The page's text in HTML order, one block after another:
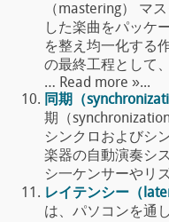
（mastering） マ
した楽曲をパッケ
を整え均一化する
の最終工程として
… Read more »...
同期（
期（
シンクロおよびシ
楽器の自動演奏シ
シ一ケンサーやリ
レイテンシー（
は、パソコンを通